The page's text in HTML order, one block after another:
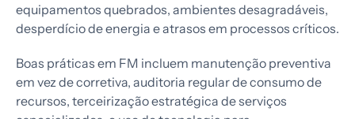
equipamentos quebrados, ambientes desagradáveis,
desperdício de energia e atrasos em processos críticos.
Boas práticas em FM incluem manutenção preventiva
em vez de corretiva, auditoria regular de consumo de
recursos, terceirização estratégica de serviços